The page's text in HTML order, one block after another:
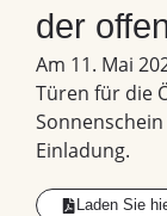
der
Am 11. Mai
Türen für die
Einladung.
Laden Sie